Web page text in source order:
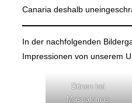
Canaria deshalb
In der nachfolgenden
Impressionen von unserem
Dünen bei
Maspalomas